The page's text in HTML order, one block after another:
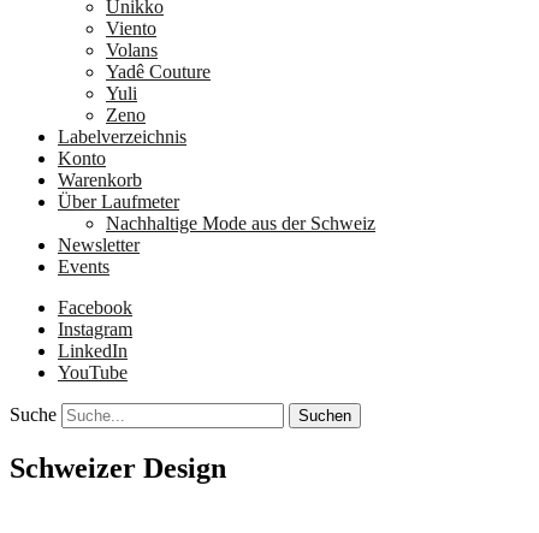
Unikko
Viento
Volans
Yadê Couture
Yuli
Zeno
Labelverzeichnis
Konto
Warenkorb
Über Laufmeter
Nachhaltige Mode aus der Schweiz
Newsletter
Events
Facebook
Instagram
LinkedIn
YouTube
Suche
Schweizer Design